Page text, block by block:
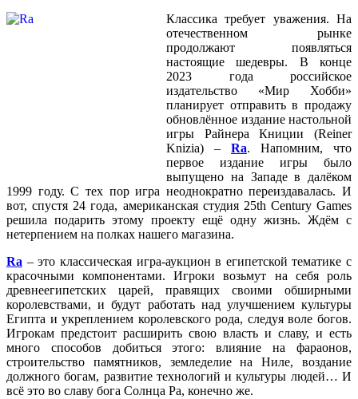
Классика требует уважения. На
отечественном рынке
продолжают появляться
настоящие шедевры. В конце
2023 года российское
издательство «Мир Хобби»
планирует отправить в продажу
обновлённое издание настольной
игры Райнера Книции (Reiner
Knizia) – Ra. Напомним, что
первое издание игры было
выпущено на Западе в далёком
1999 году. С тех пор игра неоднократно переиздавалась. И
вот, спустя 24 года, американская студия 25th Century Games
решила подарить этому проекту ещё одну жизнь. Ждём с
нетерпением на полках нашего магазина.
Ra – это классическая игра-аукцион в египетской тематике с
красочными компонентами. Игроки возьмут на себя роль
древнеегипетских царей, правящих своими обширными
королевствами, и будут работать над улучшением культуры
Египта и укреплением королевского рода, следуя воле богов.
Игрокам предстоит расширить свою власть и славу, и есть
много способов добиться этого: влияние на фараонов,
строительство памятников, земледелие на Ниле, воздание
должного богам, развитие технологий и культуры людей… И
всё это во славу бога Солнца Ра, конечно же.